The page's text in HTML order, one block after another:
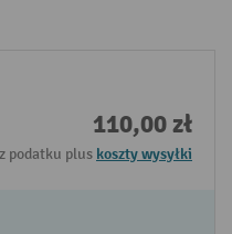
110,00 zł
podatku plus koszty wysyłki